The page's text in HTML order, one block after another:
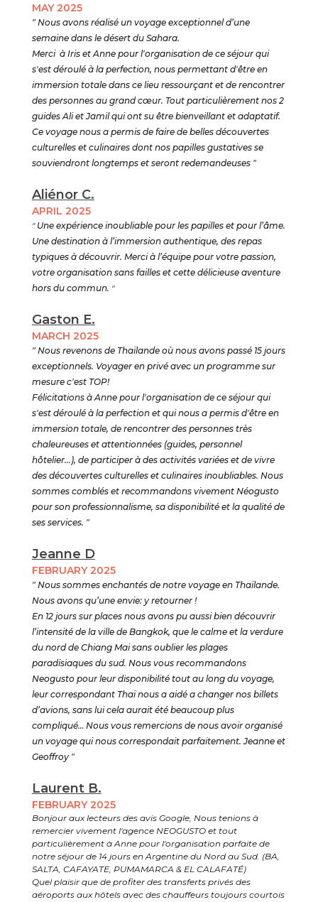
MAY 2025
" Nous avons réalisé un voyage exceptionnel d’une
semaine dans le désert du Sahara.
Merci à Iris et Anne pour l'organisation de ce séjour qui
s'est déroulé à la perfection, nous permettant d'être en
immersion totale dans ce lieu ressourçant et de rencontrer
des personnes au grand cœur. Tout particulièrement nos 2
guides Ali et Jamil qui ont su être bienveillant et adaptatif.
Ce voyage nous a permis de faire de belles découvertes
culturelles et culinaires dont nos papilles gustatives se
souviendront longtemps et seront redemandeuses "
Aliénor C.
APRIL 2025
" Une expérience inoubliable pour les papilles et pour l’âme.
Une destination à l’immersion authentique, des repas
typiques à découvrir. Merci à l’équipe pour votre passion,
votre organisation sans failles et cette délicieuse aventure
hors du commun. "
Gaston E.
MARCH 2025
" Nous revenons de Thaïlande où nous avons passé 15 jours
exceptionnels. Voyager en privé avec un programme sur
mesure c'est TOP!
Félicitations à Anne pour l'organisation de ce séjour qui
s'est déroulé à la perfection et qui nous a permis d'être en
immersion totale, de rencontrer des personnes très
chaleureuses et attentionnées (guides, personnel
hôtelier...), de participer à des activités variées et de vivre
des découvertes culturelles et culinaires inoubliables. Nous
sommes comblés et recommandons vivement Néogusto
pour son professionnalisme, sa disponibilité et la qualité de
ses services. "
Jeanne D
FEBRUARY 2025
" Nous sommes enchantés de notre voyage en Thaïlande.
Nous avons qu’une envie: y retourner !
En 12 jours sur places nous avons pu aussi bien découvrir
l’intensité de la ville de Bangkok, que le calme et la verdure
du nord de Chiang Mai sans oublier les plages
paradisiaques du sud. Nous vous recommandons
Neogusto pour leur disponibilité tout au long du voyage,
leur correspondant Thaï nous a aidé a changer nos billets
d’avions, sans lui cela aurait été beaucoup plus
compliqué… Nous vous remercions de nous avoir organisé
un voyage qui nous correspondait parfaitement. Jeanne et
Geoffroy "
Laurent B.
FEBRUARY 2025
Bonjour aux lecteurs des avis Google, Nous tenions à
remercier vivement l'agence NEOGUSTO et tout
particulièrement à Anne pour l'organisation parfaite de
notre séjour de 14 jours en Argentine du Nord au Sud. (BA,
SALTA, CAFAYATE, PUMAMARCA & EL CALAFATÉ)
Quel plaisir que de profiter des transferts privés des
aéroports aux hôtels avec des chauffeurs toujours courtois